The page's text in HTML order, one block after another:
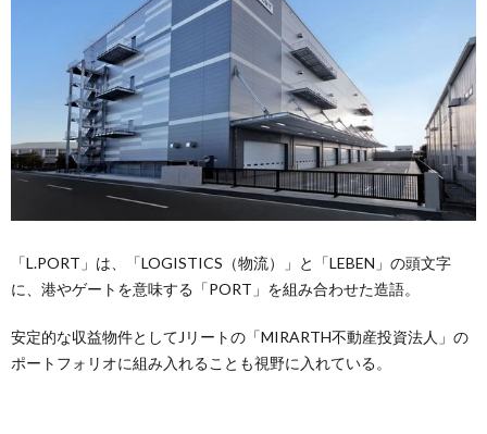
「L.PORT」は、「LOGISTICS（物流）」と「LEBEN」の頭文字
に、港やゲートを意味する「PORT」を組み合わせた造語。
安定的な収益物件としてJリートの「MIRARTH不動産投資法人」の
ポートフォリオに組み入れることも視野に入れている。